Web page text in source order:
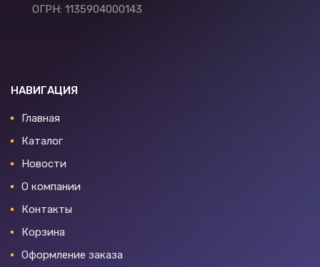
ОГРН: 1135904000143
НАВИГАЦИЯ
Главная
Каталог
Новости
О компании
Контакты
Корзина
Оформление заказа